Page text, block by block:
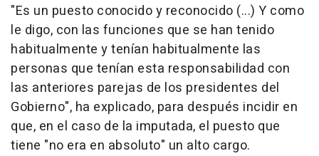
"Es un puesto conocido y reconocido (...) Y como
le digo, con las funciones que se han tenido
habitualmente y tenían habitualmente las
personas que tenían esta responsabilidad con
las anteriores parejas de los presidentes del
Gobierno", ha explicado, para después incidir en
que, en el caso de la imputada, el puesto que
tiene "no era en absoluto" un alto cargo.